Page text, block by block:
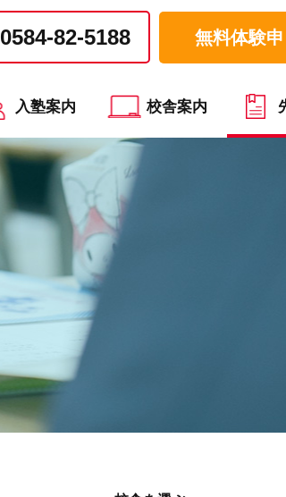
0584-82-5188 無料体験
入塾案内 校舎案内